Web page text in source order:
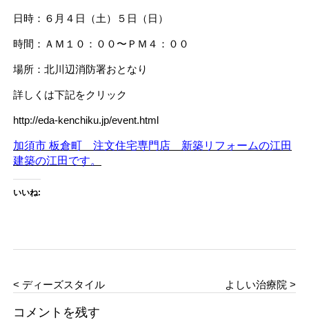
日時：６月４日（土）５日（日）
時間：ＡＭ１０：００〜ＰＭ４：００
場所：北川辺消防署おとなり
詳しくは下記をクリック
http://eda-kenchiku.jp/event.html
加須市 板倉町 注文住宅専門店 新築リフォームの江田
建築の江田です。
いいね:
< ディーズスタイル よしい治療院 >
コメントを残す